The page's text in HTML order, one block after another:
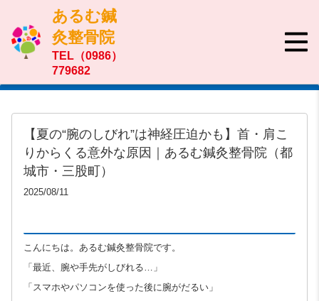
あるむ鍼
灸整骨院
TEL（0986）
779682
【夏の“腕のしびれ”は神経圧迫かも】首・肩こ
りからくる意外な原因｜あるむ鍼灸整骨院（都
城市・三股町）
2025/08/11
こんにちは。あるむ鍼灸整骨院です。
「最近、腕や手先がしびれる…」
「スマホやパソコンを使った後に腕がだるい」